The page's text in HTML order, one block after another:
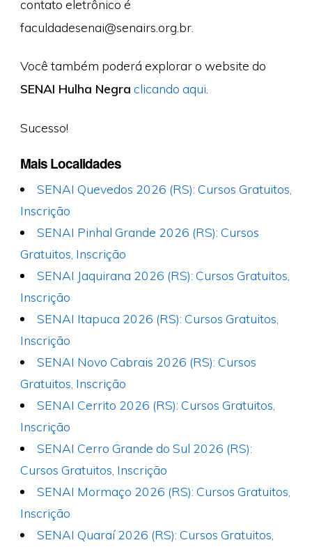
contato eletrônico é
faculdadesenai@senairs.org.br.
Você também poderá explorar o website do
SENAI Hulha Negra clicando aqui
Sucesso!
Mais Localidades
SENAI Quevedos 2026 (RS): Cursos Gratuitos,
Inscrição
SENAI Pinhal Grande 2026 (RS): Cursos
Gratuitos, Inscrição
SENAI Jaquirana 2026 (RS): Cursos Gratuitos,
Inscrição
SENAI Itapuca 2026 (RS): Cursos Gratuitos,
Inscrição
SENAI Novo Cabrais 2026 (RS): Cursos
Gratuitos, Inscrição
SENAI Cerrito 2026 (RS): Cursos Gratuitos,
Inscrição
SENAI Cerro Grande do Sul 2026 (RS):
Cursos Gratuitos, Inscrição
SENAI Mormaço 2026 (RS): Cursos Gratuitos,
Inscrição
SENAI Quaraí 2026 (RS): Cursos Gratuitos,